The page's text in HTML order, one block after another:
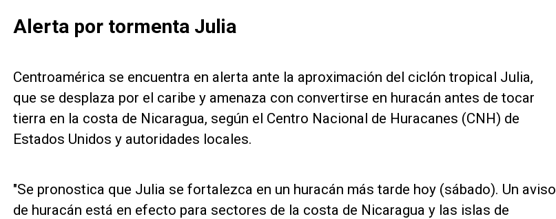
Alerta por tormenta Julia
Centroamérica se encuentra en alerta ante la aproximación del ciclón tropical Julia,
que se desplaza por el caribe y amenaza con convertirse en huracán antes de tocar
tierra en la costa de Nicaragua, según el Centro Nacional de Huracanes (CNH) de
Estados Unidos y autoridades locales.
"Se pronostica que Julia se fortalezca en un huracán más tarde hoy (sábado). Un aviso
de huracán está en efecto para sectores de la costa de Nicaragua y las islas de